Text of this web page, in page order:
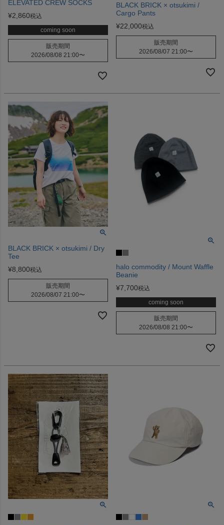
ELEVATED CREW SOCKS
¥2,860税込
coming soon
販売期間
2026/08/08 21:00〜
BLACK BRICK × otsukimi /
Cargo Pants
¥22,000税込
販売期間
2026/08/07 21:00〜
BLACK BRICK × otsukimi / Dry
Tee
¥8,800税込
販売期間
2026/08/07 21:00〜
halo commodity / Mount Waffle
Beanie
¥7,700税込
coming soon
販売期間
2026/08/08 21:00〜